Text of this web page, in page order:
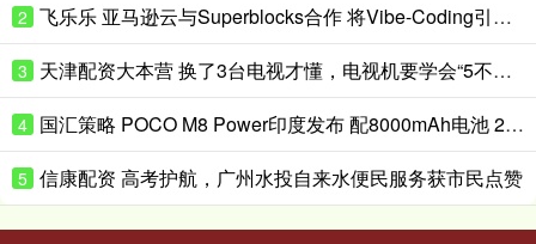
2 飞乐乐 亚马逊云与Superblocks合作 将Vibe-Coding引入企业私有云
3 天津配资大本营 换了3台电视才懂，电视机要学会“5不买”，都是花钱买的经验
4 国汇策略 POCO M8 Power印度发布 配8000mAh电池 24999卢比起
5 信康配资 高考护航，广州水投自来水便民服务获市民点赞